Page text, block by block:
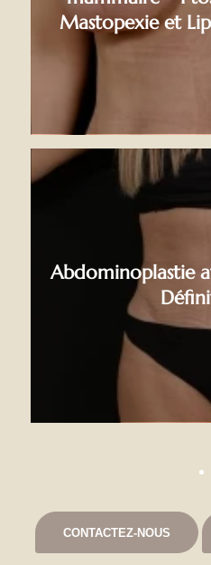
Mastopexie et
Abdominoplastie
CONTACTEZ-NOUS